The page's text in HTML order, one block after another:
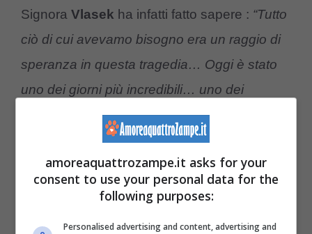
Signora Vlasek ha infatti fatto sapere : “Tutto
ciò di cui avevamo bisogno era un raggio di
speranza in questa tragedia… Oggi è stato
uno dei giorni più incredibili… uno dei
sopravvissuti è venuto a vedere il gatto e per
determinare se era il gatto della sua famiglia
e LO ERA!
amoreaquattrozampe.it asks for your
consent to use your personal data for the
following purposes:
Personalised advertising and content, advertising and